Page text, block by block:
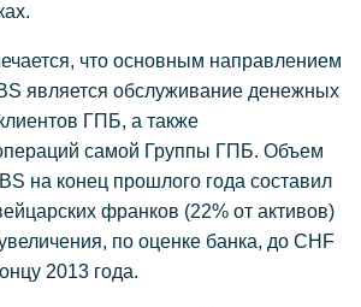
что основным направлением
является обслуживание денежных
ГПБ, а также
самой Группы ГПБ. Объем
на конец прошлого года составил
франков (22% от активов)
по оценке банка, до CHF
2013 года.